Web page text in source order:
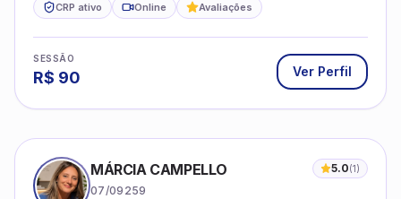
CRP ativo Online Avaliações
SESSÃO
R$ 90 Ver Perfil
MÁRCIA CAMPELLO 5.0(1)
07/09259